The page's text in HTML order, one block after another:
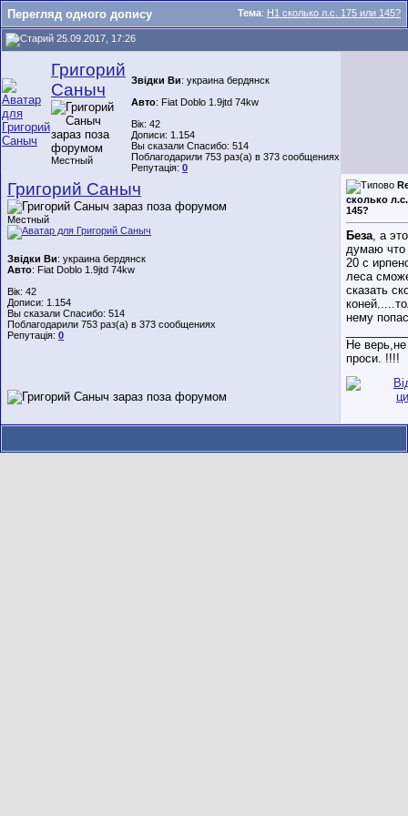
Тема: Н1 сколько л.с. 175 или 145?
Перегляд одного допису
25.09.2017, 17:26
Григорий
Саныч
Местный
Звідки Ви: украина бердянск
Авто: Fiat Doblo 1.9jtd 74kw
Вік: 42
Дописи: 1.154
Вы сказали Спасибо: 514
Поблагодарили 753 раз(а) в 373 сообщениях
Репутація: 0
Григорий Саныч
Местный
Звідки Ви: украина бердянск
Авто: Fiat Doblo 1.9jtd 74kw
Вік: 42
Дописи: 1.154
Вы сказали Спасибо: 514
Поблагодарили 753 раз(а) в 373 сообщениях
Репутація: 0
сколько
145?
Беза, а
думаю что
20 с
леса
сказать
нему
Не
проси. !!!!